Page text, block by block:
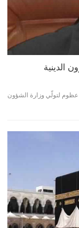
الدينية
لتولّي وزارة الشؤون